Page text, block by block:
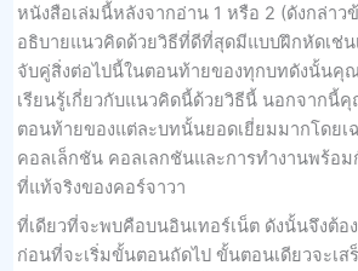
หนังสือเล่มนี้หลังจากอ่าน 1 หรือ 2 (ดังกล่าว
อธิบายแนวคิดด้วยวิธีที่ดีที่สุดมีแบบฝึกหัดเช่น
จับคู่สิ่งต่อไปนี้ในตอนท้ายของทุกบทดังนั้นคุ
เรียนรู้เกี่ยวกับแนวคิดนี้ด้วยวิธีนี้ นอกจากนี้
ตอนท้ายของแต่ละบทนั้นยอดเยี่ยมมากโดยเ
คอลเล็กชัน คอลเลกชันและการทำงานพร้อ
ที่แท้จริงของคอร์จาวา
ที่เดียวที่จะพบคือบนอินเทอร์เน็ต ดังนั้นจึงต้
ก่อนที่จะเริ่มขั้นตอนถัดไป ขั้นตอนเดียวจะเ